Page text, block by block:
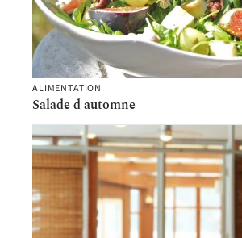
ALIMENTATION
Salade d automne